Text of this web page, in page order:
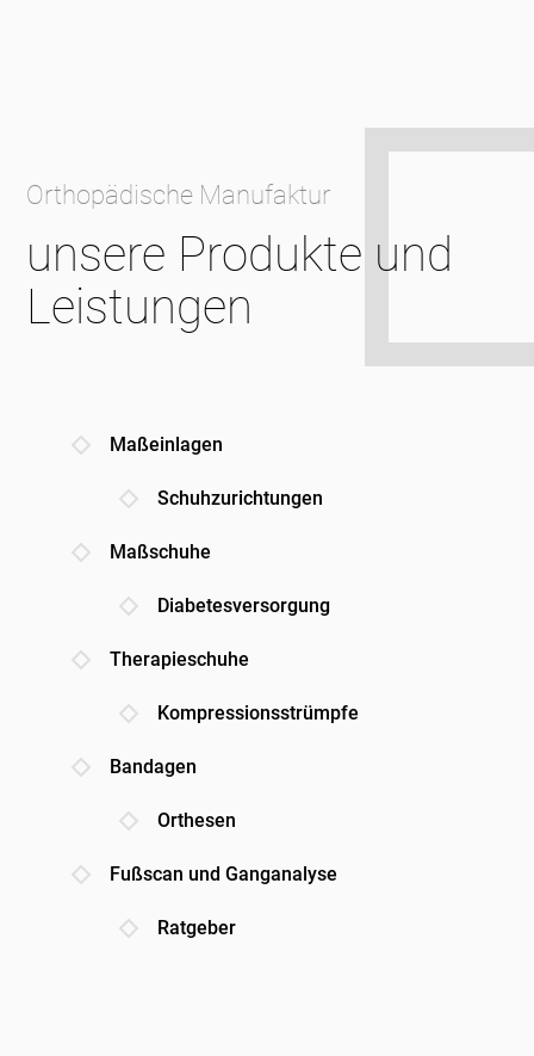
Orthopädische Manufaktur
unsere Produkte und
Leistungen
Maßeinlagen
Schuhzurichtungen
Maßschuhe
Diabetesversorgung
Therapieschuhe
Kompressionsstrümpfe
Bandagen
Orthesen
Fußscan und Ganganalyse
Ratgeber